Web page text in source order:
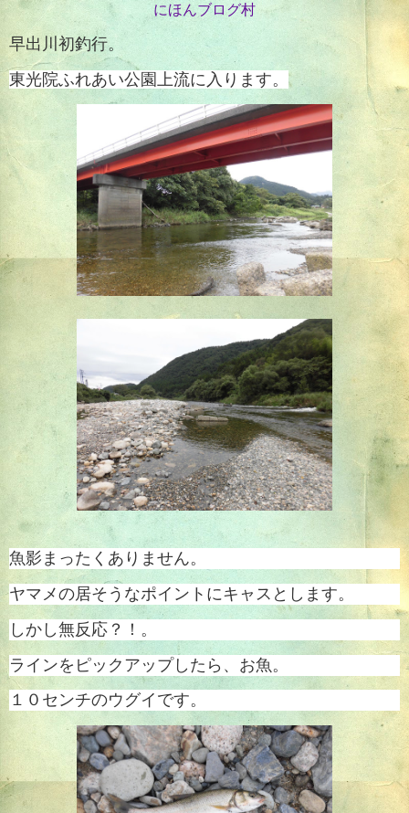
にほんブログ村
早出川初釣行。
東光院ふれあい公園上流に入ります。
魚影まったくありません。
ヤマメの居そうなポイントにキャスとします。
しかし無反応？！。
ラインをピックアップしたら、お魚。
１０センチのウグイです。